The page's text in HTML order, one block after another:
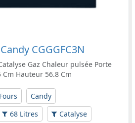
CGGGFC3N
Gaz Chaleur pulsée Porte
Hauteur 56.8 Cm
Fours
Candy
68 Litres
Catalyse